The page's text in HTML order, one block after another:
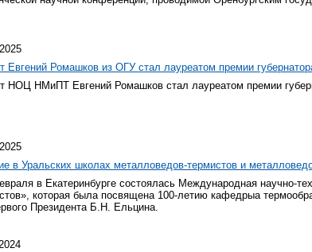
Евгений Ромашков из ОГУ стал лауреатом премии
НОЦ НМиПТ Евгений Ромашков стал лауреатом премии
в Уральских школах металловедов-термистов и
в Екатеринбурге состоялась Международная научно-
которая была посвящена 100-летию кафедрыa
Президента Б.Н. Ельцина.